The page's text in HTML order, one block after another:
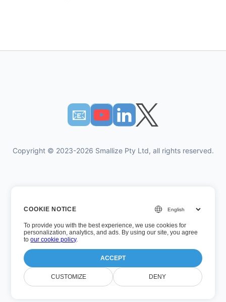
📧︎
Copyright © 2023-2026 Smallize Pty Ltd, all rights reserved.
Πολιτική Απορρήτου
Οροι χρήσης
Εκτελεστική πρόσβαση
Αριθμός έκδοσης: 26.7.5
Τελευταία ενημέρωση: Τετάρτη, 5 Αυγούστου 2026
COOKIE NOTICE
To provide you with the best experience, we use cookies for
personalization, analytics, and ads. By using our site, you agree
toour cookie policy.
ACCEPT
CUSTOMIZE DENY